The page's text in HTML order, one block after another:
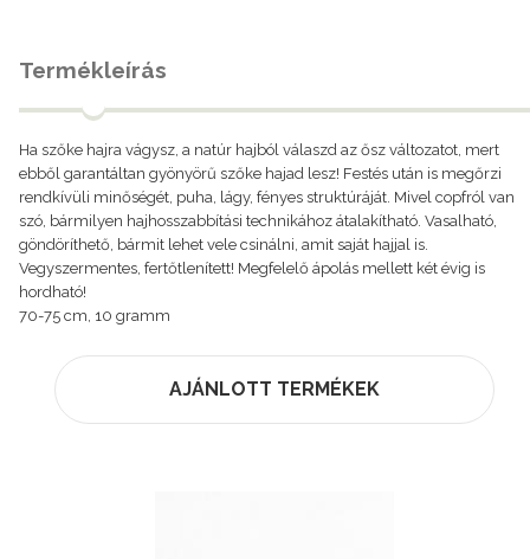
Termékleírás
Ha szőke hajra vágysz, a natúr hajból válaszd az ősz változatot, mert
ebből garantáltan gyönyörű szőke hajad lesz! Festés után is megőrzi
rendkívüli minőségét, puha, lágy, fényes struktúráját. Mivel copfról van
szó, bármilyen hajhosszabbítási technikához átalakítható. Vasalható,
göndöríthető, bármit lehet vele csinálni, amit saját hajjal is.
Vegyszermentes, fertőtlenített! Megfelelő ápolás mellett két évig is
hordható!
70-75 cm, 10 gramm
AJÁNLOTT TERMÉKEK